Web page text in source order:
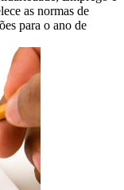
as normas de
para o ano de